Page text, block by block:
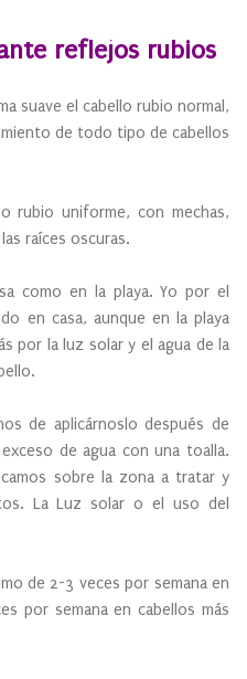
reflejos rubios
suave el cabello rubio normal,
de todo tipo de cabellos
rubio uniforme, con mechas,
raíces oscuras.
como en la playa. Yo por el
en casa, aunque en la playa
por la luz solar y el agua de la
de aplicárnoslo después de
de agua con una toalla.
sobre la zona a tratar y
La Luz solar o el uso del
de 2-3 veces por semana en
por semana en cabellos más